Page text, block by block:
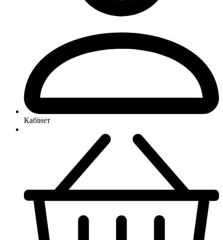
Кабінет